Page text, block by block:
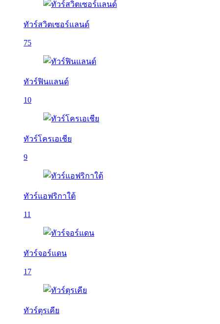
ทัวร์สวิตเซอร์แลนด์
75
ทัวร์ฟินแลนด์
10
ทัวร์โครเอเชีย
9
ทัวร์แอฟริกาใต้
11
ทัวร์จอร์แดน
17
ทัวร์ตุรเคีย